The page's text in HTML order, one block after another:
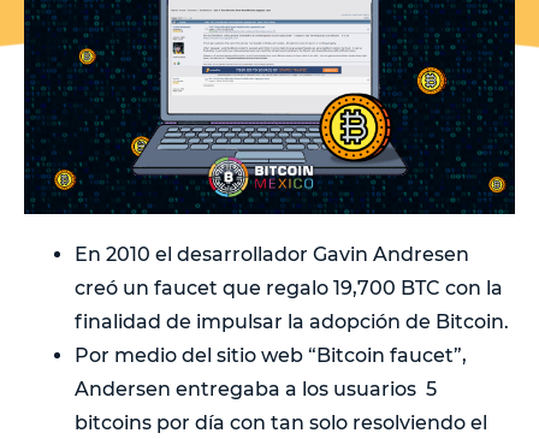
En 2010 el desarrollador Gavin Andresen
creó un faucet que regalo 19,700 BTC con la
finalidad de impulsar la adopción de Bitcoin.
Por medio del sitio web “Bitcoin faucet”,
Andersen entregaba a los usuarios 5
bitcoins por día con tan solo resolviendo el